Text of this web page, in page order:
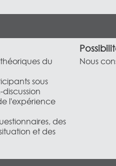
du
sous
l'expérience
des
et des
Nous